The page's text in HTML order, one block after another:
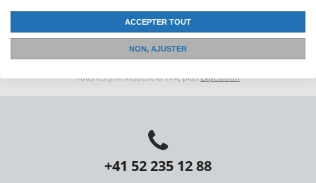
Tous les prix incluent la TVA, plusExpédition
+41 52 235 12 88
ACCEPTER TOUT
NON, AJUSTER